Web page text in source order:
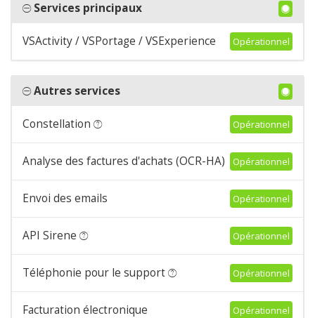
Services principaux
VSActivity / VSPortage / VSExperience Opérationnel
Autres services
Constellation Opérationnel
Analyse des factures d'achats (OCR-HA) Opérationnel
Envoi des emails Opérationnel
API Sirene Opérationnel
Téléphonie pour le support Opérationnel
Facturation électronique Opérationnel